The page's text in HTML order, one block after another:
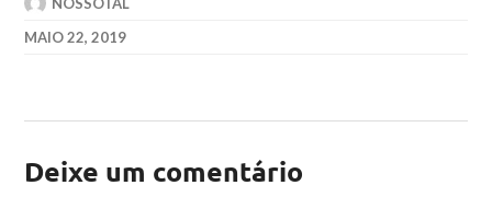
NOSSOTAL
MAIO 22, 2019
Deixe um comentário